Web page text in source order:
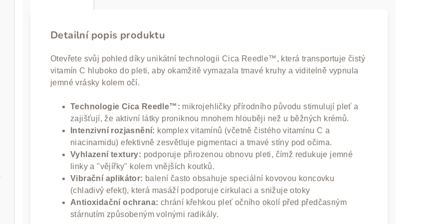
Detailní popis produktu
Otevřete svůj pohled díky unikátní technologii Cica Reedle™, která transportuje čistý
vitamín C hluboko do pleti, aby okamžitě vymazala tmavé kruhy a viditelně vypnula
jemné vrásky kolem očí.
Technologie Cica Reedle™: mikrojehličky přírodního původu stimulují pleť a
zajišťují, že aktivní látky proniknou mnohem hlouběji než u běžných krémů.
Intenzivní rozjasnění: komplex vitamínů (včetně čistého vitamínu C a
niacinamidu) efektivně zesvětluje pigmentaci a tmavé stíny pod očima.
Vyhlazení textury: podporuje přirozenou obnovu pleti, čímž redukuje jemné
linky a "vějířky" kolem vnějších koutků.
Vibrační aplikátor: balení často obsahuje speciální kovovou koncovku
(chladivý efekt), která masáží podporuje cirkulaci a snižuje otoky
Antioxidační ochrana: chrání křehkou pleť očního okolí před předčasným
stárnutím způsobeným volnými radikály.